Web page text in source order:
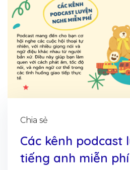
Chia sẻ
Các kênh podcast
tiếng anh miễn